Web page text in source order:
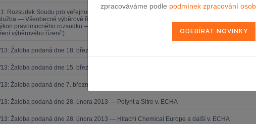
Rozsudek Soudu pro veřejnou službu (druhého senátu) ze dne 21. března 2013 — Brune v.
— Všeobecné výběrové řízení — Zrušení rozhodnutí o nezapsání na seznam uchazečů
pravomocného rozsudku — Zásada legality — Námitka protiprávnosti vznesená proti
výběrového řízení“)
Žaloba podaná dne 18. března 2013 — Comune di Milano v. Komise
Žaloba podaná dne 15. března 2013 — Sea Handling v. Komise
Žaloba podaná dne 7. března 2013 — Saferoad RRS v. OHIM (MEGARAIL)
Žaloba podaná dne 28. února 2013 — Polynt a Sitre v. ECHA
Žaloba podaná dne 28. února 2013 — Hitachi Chemical Europe a další v. ECHA
zpracováváme podle podmínek zpracování